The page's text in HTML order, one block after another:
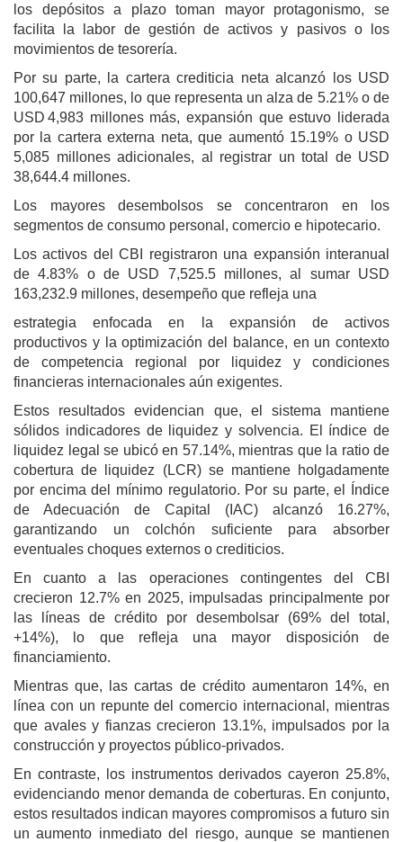
los depósitos a plazo toman mayor protagonismo, se
facilita la labor de gestión de activos y pasivos o los
movimientos de tesorería.
Por su parte, la cartera crediticia neta alcanzó los USD
100,647 millones, lo que representa un alza de 5.21% o de
USD 4,983 millones más, expansión que estuvo liderada
por la cartera externa neta, que aumentó 15.19% o USD
5,085 millones adicionales, al registrar un total de USD
38,644.4 millones.
Los mayores desembolsos se concentraron en los
segmentos de consumo personal, comercio e hipotecario.
Los activos del CBI registraron una expansión interanual
de 4.83% o de USD 7,525.5 millones, al sumar USD
163,232.9 millones, desempeño que refleja una
estrategia enfocada en la expansión de activos
productivos y la optimización del balance, en un contexto
de competencia regional por liquidez y condiciones
financieras internacionales aún exigentes.
Estos resultados evidencian que, el sistema mantiene
sólidos indicadores de liquidez y solvencia. El índice de
liquidez legal se ubicó en 57.14%, mientras que la ratio de
cobertura de liquidez (LCR) se mantiene holgadamente
por encima del mínimo regulatorio. Por su parte, el Índice
de Adecuación de Capital (IAC) alcanzó 16.27%,
garantizando un colchón suficiente para absorber
eventuales choques externos o crediticios.
En cuanto a las operaciones contingentes del CBI
crecieron 12.7% en 2025, impulsadas principalmente por
las líneas de crédito por desembolsar (69% del total,
+14%), lo que refleja una mayor disposición de
financiamiento.
Mientras que, las cartas de crédito aumentaron 14%, en
línea con un repunte del comercio internacional, mientras
que avales y fianzas crecieron 13.1%, impulsados por la
construcción y proyectos público-privados.
En contraste, los instrumentos derivados cayeron 25.8%,
evidenciando menor demanda de coberturas. En conjunto,
estos resultados indican mayores compromisos a futuro sin
un aumento inmediato del riesgo, aunque se mantienen